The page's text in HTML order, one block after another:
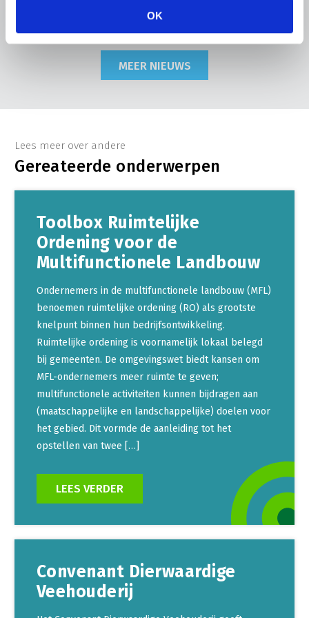
OK
MEER NIEUWS
Lees meer over andere
Gereateerde onderwerpen
Toolbox Ruimtelijke
Ordening voor de
Multifunctionele Landbouw
Ondernemers in de multifunctionele landbouw (MFL)
benoemen ruimtelijke ordening (RO) als grootste
knelpunt binnen hun bedrijfsontwikkeling.
Ruimtelijke ordening is voornamelijk lokaal belegd
bij gemeenten. De omgevingswet biedt kansen om
MFL-ondernemers meer ruimte te geven;
multifunctionele activiteiten kunnen bijdragen aan
(maatschappelijke en landschappelijke) doelen voor
het gebied. Dit vormde de aanleiding tot het
opstellen van twee […]
LEES VERDER
Convenant Dierwaardige
Veehouderij